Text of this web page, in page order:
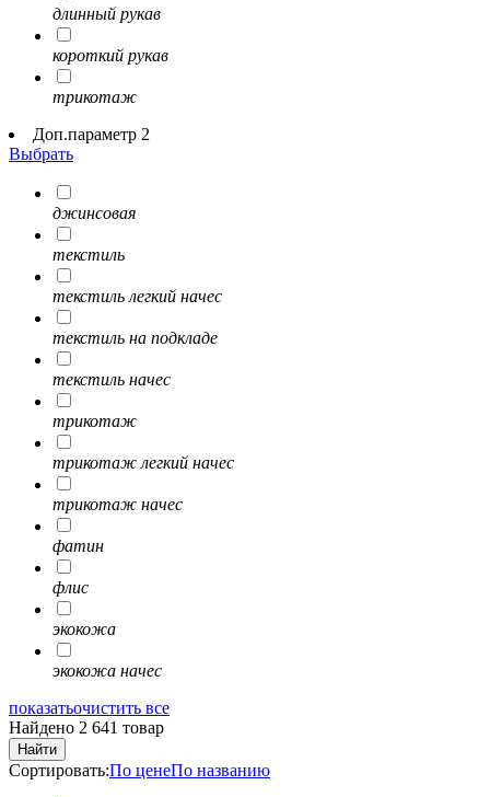
длинный рукав
короткий рукав
трикотаж
Доп.параметр 2
Выбрать
джинсовая
текстиль
текстиль легкий начес
текстиль на подкладе
текстиль начес
трикотаж
трикотаж легкий начес
трикотаж начес
фатин
флис
экокожа
экокожа начес
показатьочистить все
Найдено 2 641 товар
Найти
Сортировать:По ценеПо названию